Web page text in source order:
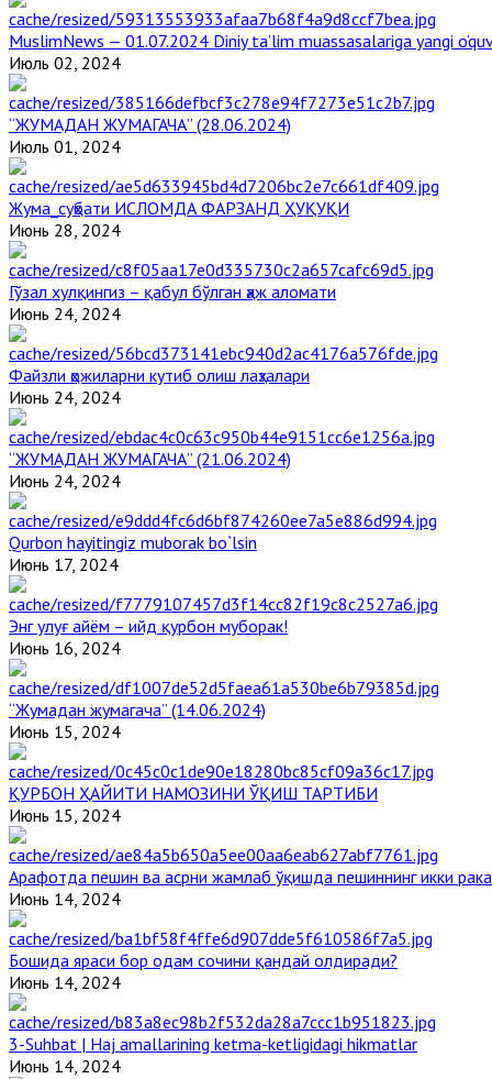
MuslimNews — 01.07.2024 Diniy ta’lim muassasalariga yangi
Июль 02, 2024
“ЖУМАДАН ЖУМАГАЧА” (28.06.2024)
Июль 01, 2024
Жума_суҳбати ИСЛОМДА ФАРЗАНД ҲУҚУҚИ
Июнь 28, 2024
Гўзал хулқингиз – қабул бўлган ҳаж аломати
Июнь 24, 2024
Файзли ҳожиларни кутиб олиш лаҳзалари
Июнь 24, 2024
“ЖУМАДАН ЖУМАГАЧА” (21.06.2024)
Июнь 24, 2024
Qurbon hayitingiz muborak bo`lsin
Июнь 17, 2024
Энг улуғ айём – ийд қурбон муборак!
Июнь 16, 2024
“Жумадан жумагача” (14.06.2024)
Июнь 15, 2024
ҚУРБОН ҲАЙИТИ НАМОЗИНИ ЎҚИШ ТАРТИБИ
Июнь 15, 2024
Арафотда пешин ва асрни жамлаб ўқишда пешиннинг икки
Июнь 14, 2024
Бошида яраси бор одам сочини қандай олдиради?
Июнь 14, 2024
3-Suhbat | Haj amallarining ketma-ketligidagi hikmatlar
Июнь 14, 2024